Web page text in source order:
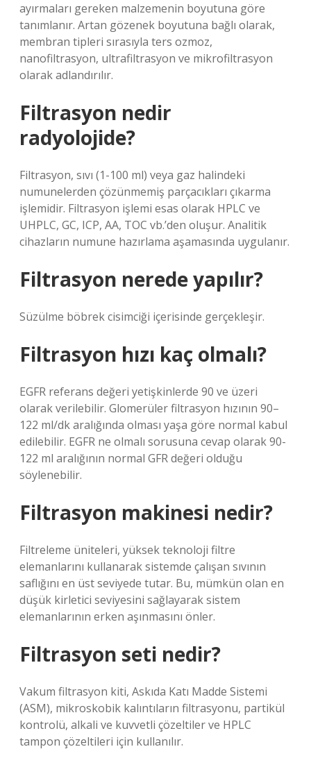
ayırmaları gereken malzemenin boyutuna göre
tanımlanır. Artan gözenek boyutuna bağlı olarak,
membran tipleri sırasıyla ters ozmoz,
nanofiltrasyon, ultrafiltrasyon ve mikrofiltrasyon
olarak adlandırılır.
Filtrasyon nedir
radyolojide?
Filtrasyon, sıvı (1-100 ml) veya gaz halindeki
numunelerden çözünmemiş parçacıkları çıkarma
işlemidir. Filtrasyon işlemi esas olarak HPLC ve
UHPLC, GC, ICP, AA, TOC vb.’den oluşur. Analitik
cihazların numune hazırlama aşamasında uygulanır.
Filtrasyon nerede yapılır?
Süzülme böbrek cisimciği içerisinde gerçekleşir.
Filtrasyon hızı kaç olmalı?
EGFR referans değeri yetişkinlerde 90 ve üzeri
olarak verilebilir. Glomerüler filtrasyon hızının 90–
122 ml/dk aralığında olması yaşa göre normal kabul
edilebilir. EGFR ne olmalı sorusuna cevap olarak 90-
122 ml aralığının normal GFR değeri olduğu
söylenebilir.
Filtrasyon makinesi nedir?
Filtreleme üniteleri, yüksek teknoloji filtre
elemanlarını kullanarak sistemde çalışan sıvının
saflığını en üst seviyede tutar. Bu, mümkün olan en
düşük kirletici seviyesini sağlayarak sistem
elemanlarının erken aşınmasını önler.
Filtrasyon seti nedir?
Vakum filtrasyon kiti, Askıda Katı Madde Sistemi
(ASM), mikroskobik kalıntıların filtrasyonu, partikül
kontrolü, alkali ve kuvvetli çözeltiler ve HPLC
tampon çözeltileri için kullanılır.